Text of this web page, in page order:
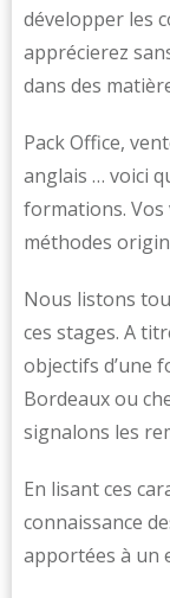
développer les
apprécierez
dans des
Pack Office,
anglais … voici
formations.
méthodes
Nous listons
ces stages. A
objectifs d’une
Bordeaux ou
signalons les
En lisant ces
connaissance
apportées à un